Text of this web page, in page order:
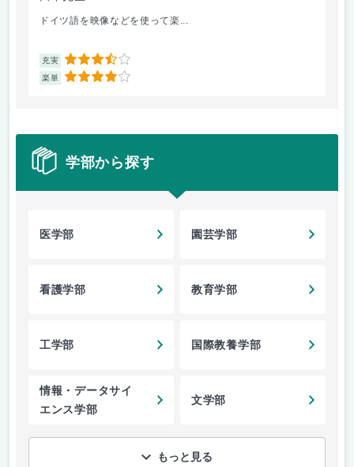
ドイツ語を映像などを使って楽...
充実 3.5
楽単 4
学部から探す
医学部 園芸学部
看護学部 教育学部
工学部 国際教養学部
情報・データサイ
エンス学部
文学部
もっと見る